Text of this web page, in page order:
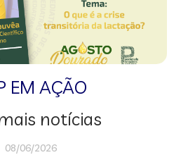
EM AÇÃO
notícias
08/06/2026